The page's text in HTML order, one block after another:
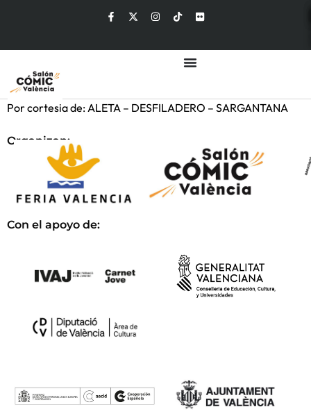
Por cortesia de: ALETA – DESFILADERO – SARGANTANA
Organizan:
Con el apoyo de: